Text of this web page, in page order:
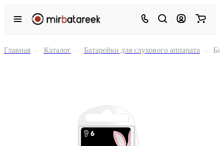
Главная – Каталог – Батарейки для слухового аппарата –